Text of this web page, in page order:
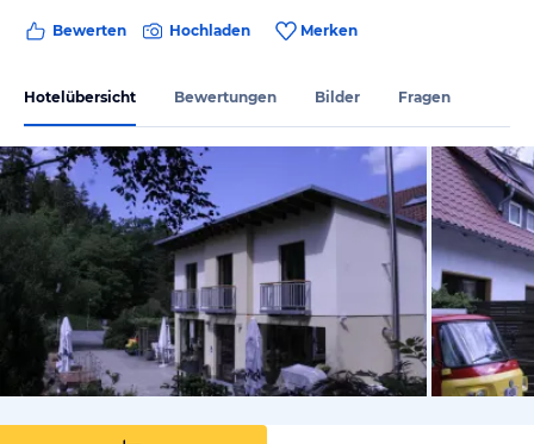
Bewerten Hochladen Merken
Hotelübersicht Bewertungen Bilder Fragen
vom